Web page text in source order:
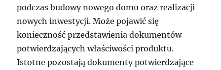
podczas budowy nowego domu oraz realizacji
nowych inwestycji. Może pojawić się
konieczność przedstawienia dokumentów
potwierdzających właściwości produktu.
Istotne pozostają dokumenty potwierdzające